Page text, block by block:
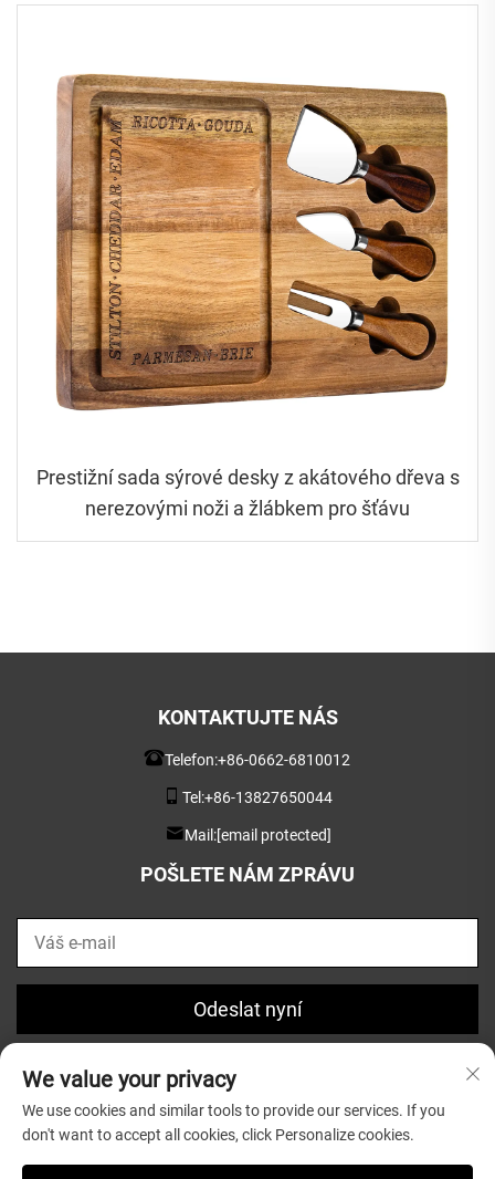
Prestižní sada sýrové desky z akátového dřeva s
nerezovými noži a žlábkem pro šťávu
KONTAKTUJTE NÁS
Telefon:+86-0662-6810012
Tel:+86-13827650044
Mail:[email protected]
POŠLETE NÁM ZPRÁVU
Odeslat nyní
Copyright © 2025 společností Guangdong Greatsun Wooden
We value your privacy
We use cookies and similar tools to provide our services. If you
don't want to accept all cookies, click Personalize cookies.